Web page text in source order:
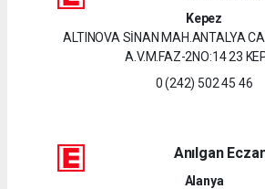
Kepez
ALTINOVA SİNAN MAH.ANTALYA
A.V.M.FAZ-2NO:14 23
0 (242) 502 45 46
Anılgan
Alanya